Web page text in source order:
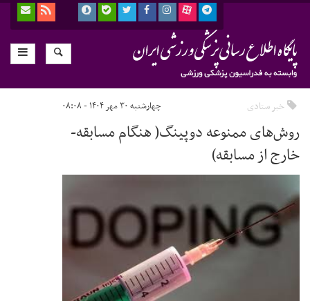
خبر ستادی چهارشنبه ۳۰ مهر ۱۴۰۴ - ۰۸:۰۸
روش‌های ممنوعه دوپینگ( هنگام مسابقه-
خارج از مسابقه)